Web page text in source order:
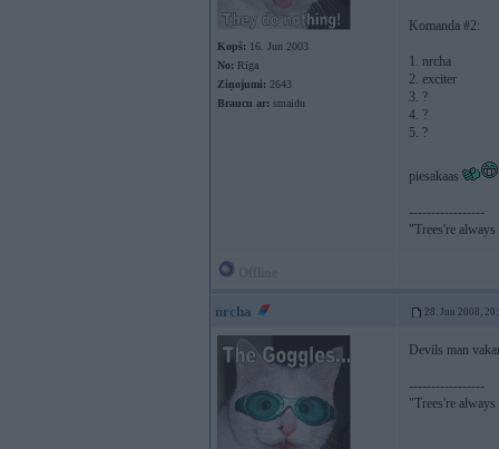
Kopš: 16. Jun 2003
No: Rīga
Ziņojumi: 2643
Braucu ar: smaidu
Komanda #2:
1. nrcha
2. exciter
3. ?
4. ?
5. ?
piesakaas
-----------------
"Trees're
nrcha 28. Jun 2008,
Devils man
-----------------
"Trees're